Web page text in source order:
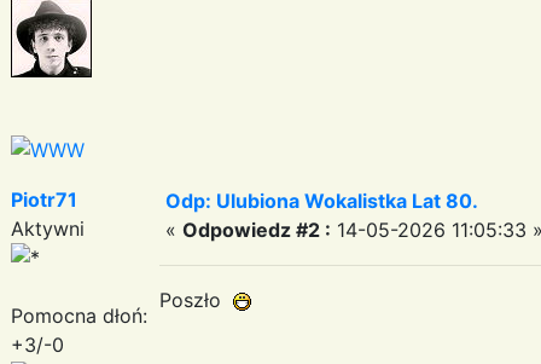
Piotr71
Aktywni
Pomocna dłoń:
+3/-0
Odp: Ulubiona Wokalistka Lat 80.
« Odpowiedz #2 : 14-05-2026 11:05:33
Poszło